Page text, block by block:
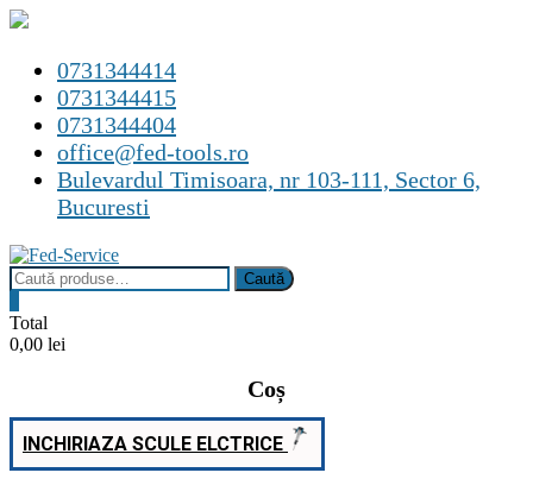
Skip
content
0731344414
0731344415
0731344404
office@fed-tools.ro
Bulevardul Timisoara, nr 103-111, Sector 6,
Bucuresti
Caută
după:
Caută
Total
0,00 lei
Coș
INCHIRIAZA SCULE ELCTRICE